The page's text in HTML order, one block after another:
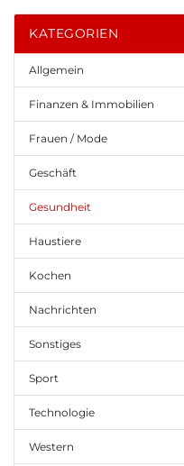
KATEGORIEN
Allgemein
Finanzen & Immobilien
Frauen / Mode
Geschäft
Gesundheit
Haustiere
Kochen
Nachrichten
Sonstiges
Sport
Technologie
Western